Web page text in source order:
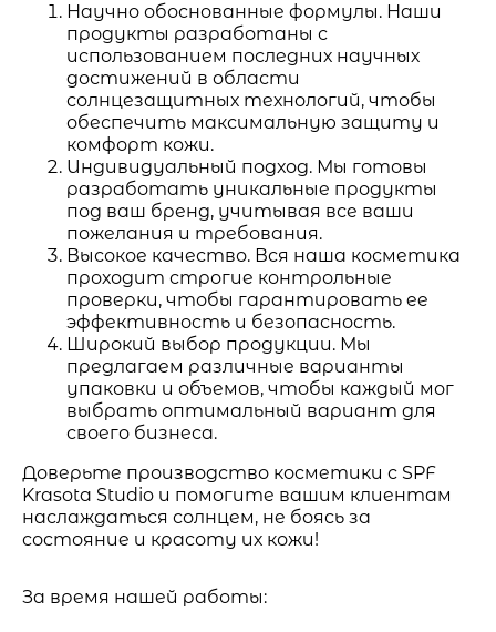
Научно обоснованные формулы. Наши
продукты разработаны с
использованием последних научных
достижений в области
солнцезащитных технологий, чтобы
обеспечить максимальную защиту и
комфорт кожи.
Индивидуальный подход. Мы готовы
разработать уникальные продукты
под ваш бренд, учитывая все ваши
пожелания и требования.
Высокое качество. Вся наша косметика
проходит строгие контрольные
проверки, чтобы гарантировать ее
эффективность и безопасность.
Широкий выбор продукции. Мы
предлагаем различные варианты
упаковки и объемов, чтобы каждый мог
выбрать оптимальный вариант для
своего бизнеса.
Доверьте производство косметики с SPF
Krasota Studio и помогите вашим клиентам
наслаждаться солнцем, не боясь за
состояние и красоту их кожи!
За время нашей работы: